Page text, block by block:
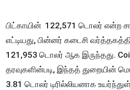
பிட்காயின் 122,571 டொலர் என்ற
எட்டியது, பின்னர் கடைசி
121,953 டொலர் ஆக இருந்தது.
தரவுகளின்படி, இந்தத் துறையின்
3.81 டொலர் டிரில்லியனாக